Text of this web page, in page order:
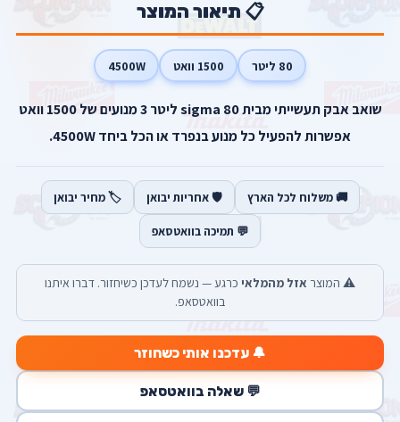
📋 תיאור המוצר
80 ליטר 1500 וואט 4500W
שואב אבק תעשייתי מבית sigma 80 ליטר 3 מנועים של 1500 וואט
אפשרות להפעיל כל מנוע בנפרד או הכל ביחד 4500W.
🚚 משלוח לכל הארץ 🛡️ אחריות יבואן 🏷️ מחיר יבואן
💬 תמיכה בוואטסאפ
⚠️ המוצר אזל מהמלאי כרגע — נשמח לעדכן כשיחזור. דברו איתנו
בוואטסאפ.
🔔 עדכנו אותי כשחוזר
💬 שאלה בוואטסאפ